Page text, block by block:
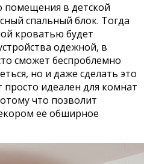
помещения в детской
спальный блок. Тогда
кроватью будет
одежной, в
сможет беспроблемно
но и даже сделать это
просто идеален для комнат
что позволит
её обширное